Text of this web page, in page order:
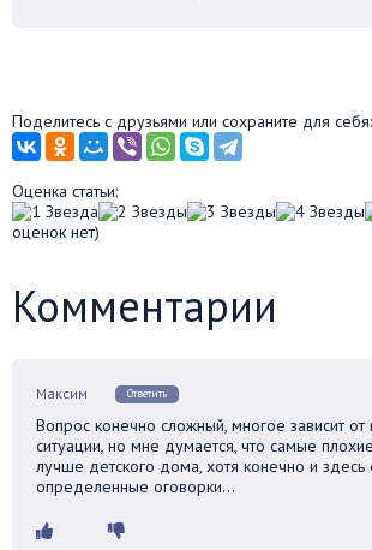
Поделитесь с друзьями или сохраните для себя:
Оценка статьи:
оценок нет)
Комментарии
Максим Ответить
Вопрос конечно сложный, многое зависит от
ситуации, но мне думается, что самые
лучше детского дома, хотя конечно и здесь
определенные оговорки…